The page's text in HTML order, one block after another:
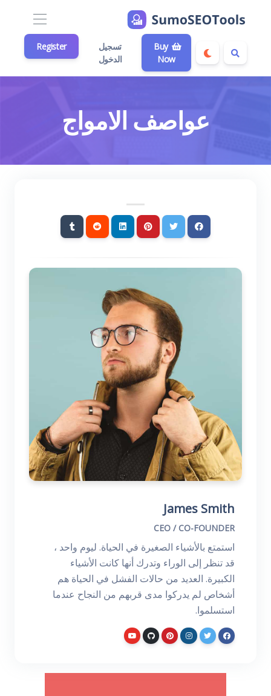
Buy
Now
تسجيل
الدخول
Register
عواصف الامواج
James Smith
CEO / CO-FOUNDER
استمتع بالأشياء الصغيرة في الحياة. ليوم واحد ،
قد تنظر إلى الوراء وتدرك أنها كانت الأشياء
الكبيرة. العديد من حالات الفشل في الحياة هم
أشخاص لم يدركوا مدى قربهم من النجاح عندما
استسلموا.